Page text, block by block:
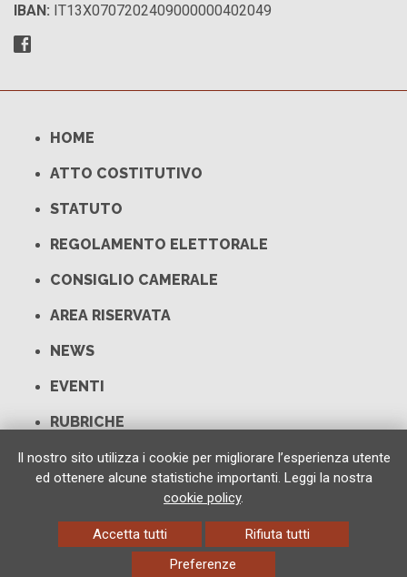
IBAN: IT13X0707202409000000402049
HOME
ATTO COSTITUTIVO
STATUTO
REGOLAMENTO ELETTORALE
CONSIGLIO CAMERALE
AREA RISERVATA
NEWS
EVENTI
RUBRICHE
LINK UTILI
Il nostro sito utilizza i cookie per migliorare l’esperienza utente
ed ottenere alcune statistiche importanti. Leggi la nostra
cookie policy.
Accetta tutti
Rifiuta tutti
Preferenze